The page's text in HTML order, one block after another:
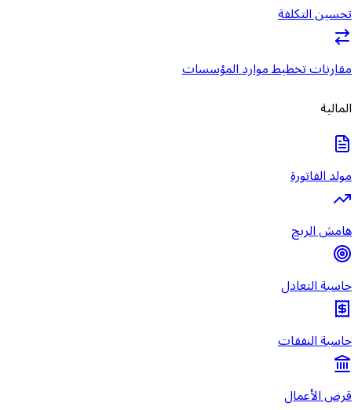
تحسين التكلفة
مقارنات تخطيط موارد المؤسسات
المالية
مولد الفاتورة
هامش الربح
حاسبة التعادل
حاسبة النفقات
قرض الأعمال